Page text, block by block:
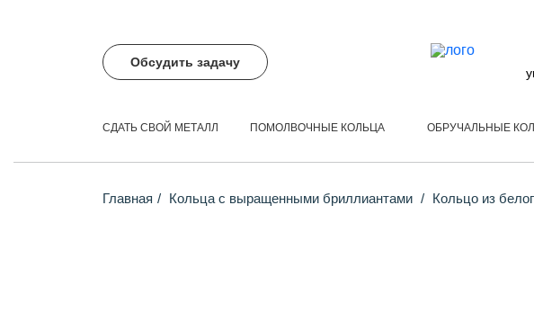
Обсудить задачу
СДАТЬ СВОЙ МЕТАЛЛ ПОМОЛВОЧНЫЕ КОЛЬЦА ОБРУЧАЛЬНЫЕ
Главная Кольца с выращенными бриллиантами Кольцо из